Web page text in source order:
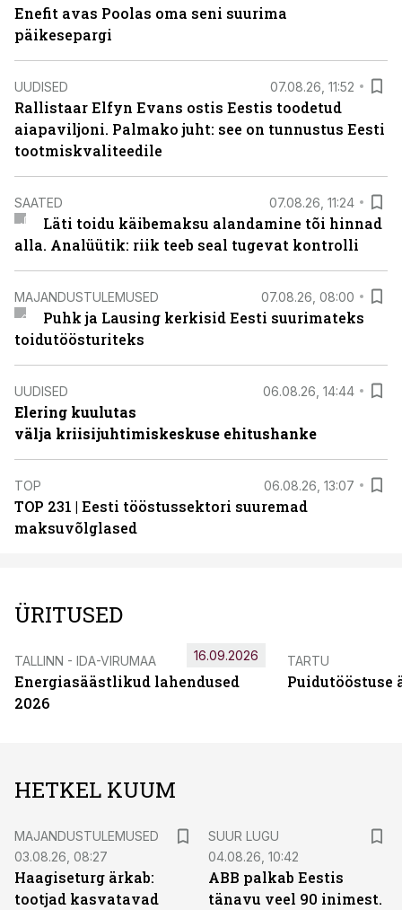
Enefit avas Poolas oma seni suurima
päikesepargi
UUDISED 07.08.26, 11:52
Rallistaar Elfyn Evans ostis Eestis toodetud
aiapaviljoni. Palmako juht: see on tunnustus Eesti
tootmiskvaliteedile
SAATED 07.08.26, 11:24
Läti toidu käibemaksu alandamine tõi hinnad
alla. Analüütik: riik teeb seal tugevat kontrolli
MAJANDUSTULEMUSED 07.08.26, 08:00
Puhk ja Lausing kerkisid Eesti suurimateks
toidutöösturiteks
UUDISED 06.08.26, 14:44
Elering kuulutas
välja kriisijuhtimiskeskuse ehitushanke
TOP 06.08.26, 13:07
TOP 231 | Eesti tööstussektori suuremad
maksuvõlglased
ÜRITUSED
TALLINN - IDA-VIRUMAA
Energiasäästlikud lahendused
2026
16.09.2026 TARTU
Puidutööstuse
HETKEL KUUM
MAJANDUSTULEMUSED
03.08.26, 08:27
Haagiseturg ärkab:
tootjad kasvatavad
SUUR LUGU
04.08.26, 10:42
ABB palkab Eestis
tänavu veel 90 inimest.